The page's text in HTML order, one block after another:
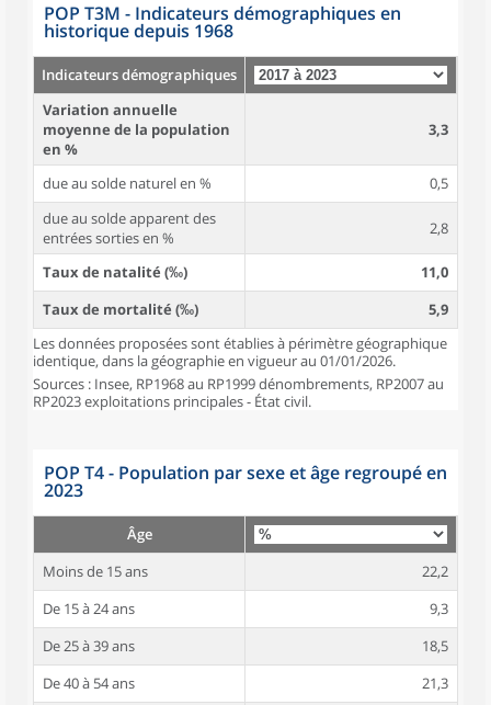
POP T3M - Indicateurs démographiques en
historique depuis 1968
Indicateurs démographiques
Variation annuelle
moyenne de la population
en %
3,3
due au solde naturel en %
0,5
due au solde apparent des
entrées sorties en %
2,8
Taux de natalité (‰)
11,0
Taux de mortalité (‰)
5,9
Les données proposées sont établies à périmètre géographique
identique, dans la géographie en vigueur au 01/01/2026.
Sources : Insee, RP1968 au RP1999 dénombrements, RP2007 au
RP2023 exploitations principales - État civil.
POP T4 - Population par sexe et âge regroupé en
2023
Âge
Moins de 15 ans
22,2
De 15 à 24 ans
9,3
De 25 à 39 ans
18,5
De 40 à 54 ans
21,3